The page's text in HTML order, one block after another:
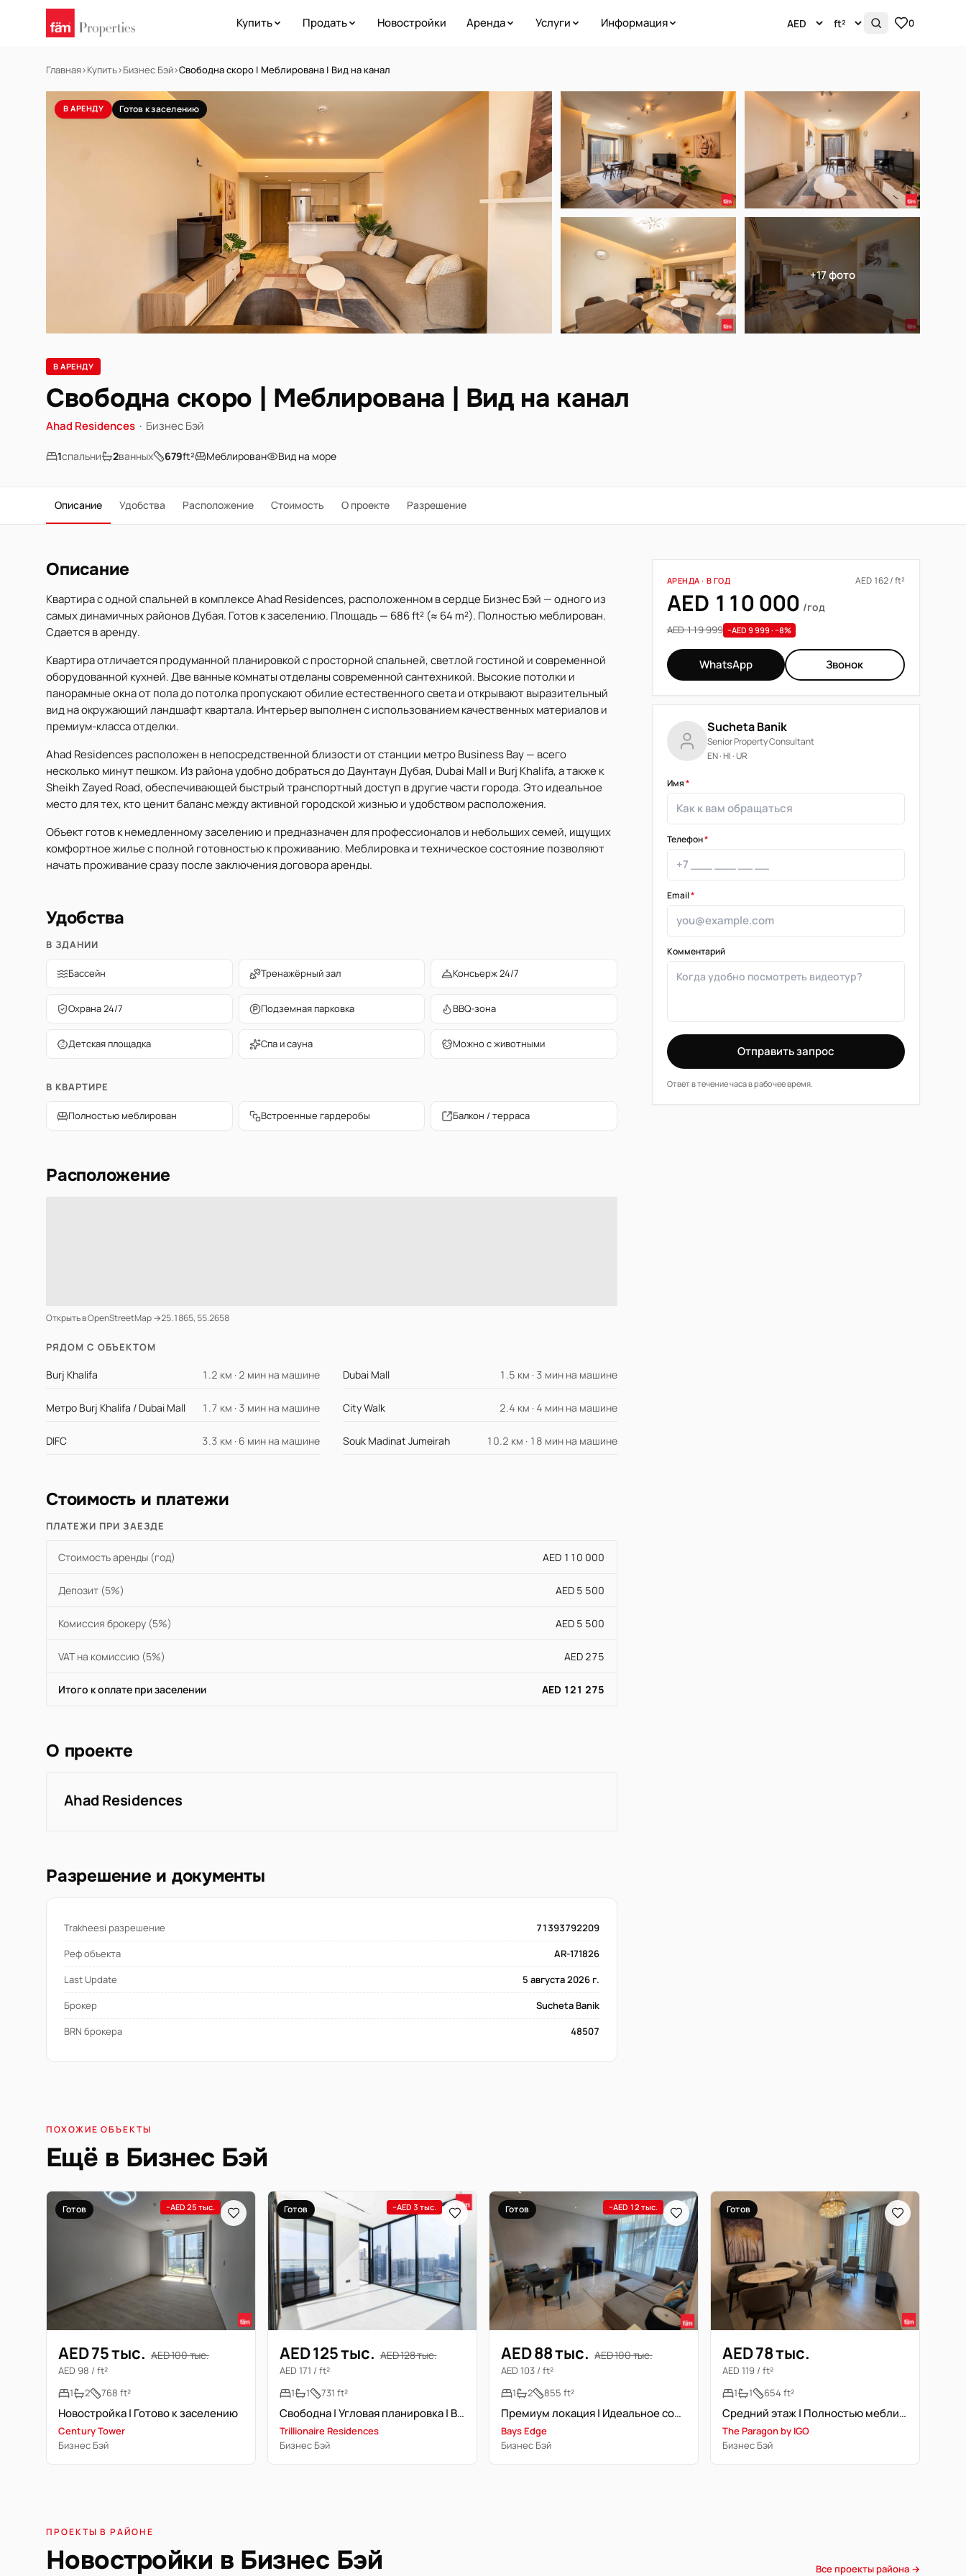
Купить Продать Новостройки Аренда Услуги Информация 0
Главная›Купить›Бизнес Бэй›Свободна скоро | Меблирована | Вид на канал
В АРЕНДУ Готов к заселению
+17 фото
В АРЕНДУ
Свободна скоро | Меблирована | Вид на канал
Ahad Residences · Бизнес Бэй
1спальни 2ванных 679ft² Меблирован Вид на море
Описание Удобства Расположение Стоимость О проекте Разрешение
Описание
Квартира с одной спальней в комплексе Ahad Residences, расположенном в сердце Бизнес Бэй — одного из
самых динамичных районов Дубая. Готов к заселению. Площадь — 686 ft² (≈ 64 m²). Полностью меблирован.
Сдается в аренду.
Квартира отличается продуманной планировкой с просторной спальней, светлой гостиной и современной
оборудованной кухней. Две ванные комнаты отделаны современной сантехникой. Высокие потолки и
панорамные окна от пола до потолка пропускают обилие естественного света и открывают выразительный
вид на окружающий ландшафт квартала. Интерьер выполнен с использованием качественных материалов и
премиум-класса отделки.
Ahad Residences расположен в непосредственной близости от станции метро Business Bay — всего
несколько минут пешком. Из района удобно добраться до Даунтаун Дубая, Dubai Mall и Burj Khalifa, а также к
Sheikh Zayed Road, обеспечивающей быстрый транспортный доступ в другие части города. Это идеальное
место для тех, кто ценит баланс между активной городской жизнью и удобством расположения.
Объект готов к немедленному заселению и предназначен для профессионалов и небольших семей, ищущих
комфортное жилье с полной готовностью к проживанию. Меблировка и техническое состояние позволяют
начать проживание сразу после заключения договора аренды.
Удобства
В ЗДАНИИ
Бассейн Тренажёрный зал Консьерж 24/7
Охрана 24/7 Подземная парковка BBQ-зона
Детская площадка Спа и сауна Можно с животными
В КВАРТИРЕ
Полностью меблирован Встроенные гардеробы Балкон / терраса
Расположение
Открыть в OpenStreetMap →25.1865, 55.2658
РЯДОМ С ОБЪЕКТОМ
Burj Khalifa 1.2 км · 2 мин на машине Dubai Mall 1.5 км · 3 мин на машине
Метро Burj Khalifa / Dubai Mall 1.7 км · 3 мин на машине City Walk 2.4 км · 4 мин на машине
DIFC 3.3 км · 6 мин на машине Souk Madinat Jumeirah 10.2 км · 18 мин на машине
Стоимость и платежи
ПЛАТЕЖИ ПРИ ЗАЕЗДЕ
Стоимость аренды (год) AED 110 000
Депозит (5%) AED 5 500
Комиссия брокеру (5%) AED 5 500
VAT на комиссию (5%) AED 275
Итого к оплате при заселении AED 121 275
О проекте
Ahad Residences
Разрешение и документы
Trakheesi разрешение
71393792209
Реф объекта
AR-171826
Last Update
5 августа 2026 г.
Брокер
Sucheta Banik
BRN брокера
48507
АРЕНДА · В ГОД AED 162 / ft²
AED 110 000 /год
AED 119 999 −AED 9 999 · −8%
WhatsApp Звонок
Sucheta Banik
Senior Property Consultant
EN · HI · UR
Имя*
Телефон*
Email*
Комментарий
Отправить запрос
Ответ в течение часа в рабочее время.
ПОХОЖИЕ ОБЪЕКТЫ
Ещё в Бизнес Бэй
Готов −AED 25 тыс.
AED 75 тыс. AED 100 тыс.
AED 98 / ft²
1
2 768 ft²
Новостройка | Готово к заселению
Century Tower
Бизнес Бэй
Готов −AED 3 тыс.
AED 125 тыс. AED 128 тыс.
AED 171 / ft²
1
1 731 ft²
Свободна | Угловая планировка | Высокий этаж
Trillionaire Residences
Бизнес Бэй
Готов −AED 12 тыс.
AED 88 тыс. AED 100 тыс.
AED 103 / ft²
1
2 855 ft²
Премиум локация | Идеальное состояние | Свободна сейчас
Bays Edge
Бизнес Бэй
Готов
AED 78 тыс.
AED 119 / ft²
1
1 654 ft²
Средний этаж | Полностью меблирована | Готово к заселению
The Paragon by IGO
Бизнес Бэй
ПРОЕКТЫ В РАЙОНЕ
Новостройки в Бизнес Бэй Все проекты района →